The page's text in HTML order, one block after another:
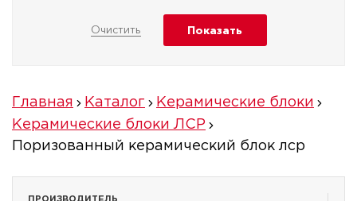
Главная Каталог
Керамические блоки
Керамические блоки ЛСР
Поризованный керамический блок лср